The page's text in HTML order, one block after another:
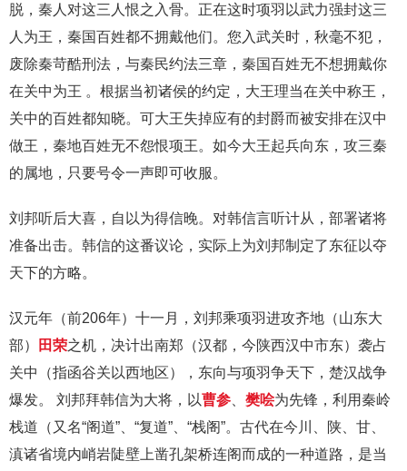
脱，秦人对这三人恨之入骨。正在这时项羽以武力强封这三
人为王，秦国百姓都不拥戴他们。您入武关时，秋毫不犯，
废除秦苛酷刑法，与秦民约法三章，秦国百姓无不想拥戴你
在关中为王 。根据当初诸侯的约定，大王理当在关中称王，
关中的百姓都知晓。可大王失掉应有的封爵而被安排在汉中
做王，秦地百姓无不怨恨项王。如今大王起兵向东，攻三秦
的属地，只要号令一声即可收服。
刘邦听后大喜，自以为得信晚。对韩信言听计从，部署诸将
准备出击。韩信的这番议论，实际上为刘邦制定了东征以夺
天下的方略。
汉元年（前206年）十一月，刘邦乘项羽进攻齐地（山东大
部）
田荣之机，决计出南郑（汉都，今陕西汉中市东）袭占
关中（指函谷关以西地区），东向与项羽争天下，楚汉战争
爆发。 刘邦拜韩信为大将，以曹参 樊哙为先锋，利用秦岭
栈道（又名“阁道”、“复道”、“栈阁”。古代在今川、陕、甘、
滇诸省境内峭岩陡壁上凿孔架桥连阁而成的一种道路，是当